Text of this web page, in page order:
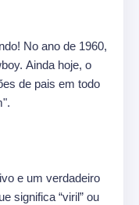
No ano de 1960,
Ainda hoje, o
de pais em todo
e um verdadeiro
significa “viril” ou